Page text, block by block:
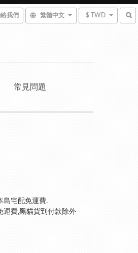
我們 繁體中文 $ TWD
常見問題
島宅配免運費.
運費,黑貓貨到付款除外